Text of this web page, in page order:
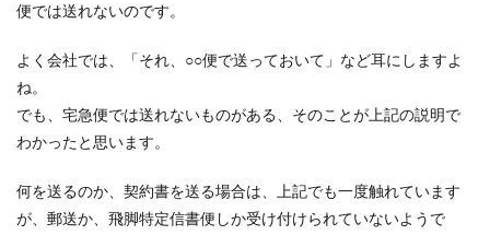
便では送れないのです。
よく会社では、「それ、○○便で送っておいて」など耳にしますよ
ね。
でも、宅急便では送れないものがある、そのことが上記の説明で
わかったと思います。
何を送るのか、契約書を送る場合は、上記でも一度触れています
が、郵送か、飛脚特定信書便しか受け付けられていないようで